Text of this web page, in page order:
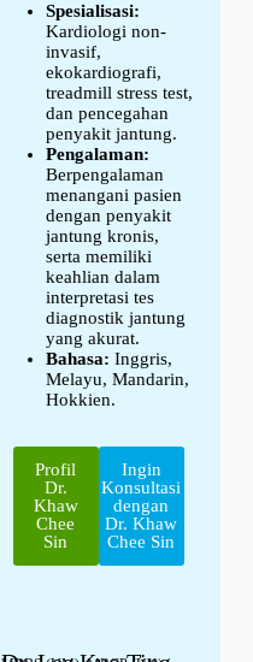
Spesialisasi:
Kardiologi non-
invasif,
ekokardiografi,
treadmill stress test,
dan pencegahan
penyakit jantung.
Pengalaman:
Berpengalaman
menangani pasien
dengan penyakit
jantung kronis,
serta memiliki
keahlian dalam
interpretasi tes
diagnostik jantung
yang akurat.
Bahasa: Inggris,
Melayu, Mandarin,
Hokkien.
Profil
Dr.
Khaw
Chee
Sin
Ingin
Konsultasi
dengan
Dr. Khaw
Chee Sin